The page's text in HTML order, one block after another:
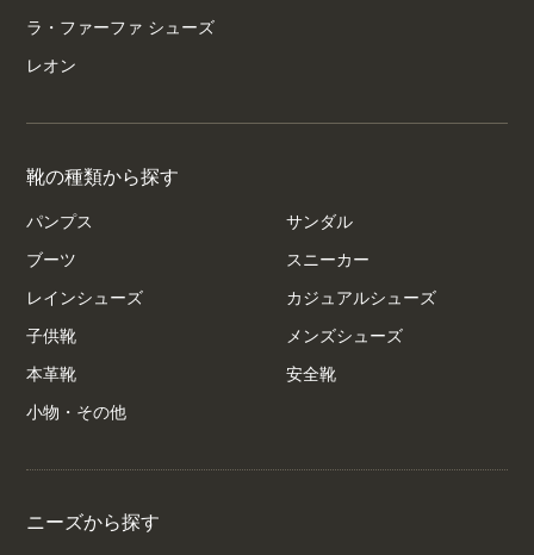
ラ・ファーファ シューズ
レオン
靴の種類から探す
パンプス サンダル
ブーツ スニーカー
レインシューズ カジュアルシューズ
子供靴 メンズシューズ
本革靴 安全靴
小物・その他
ニーズから探す